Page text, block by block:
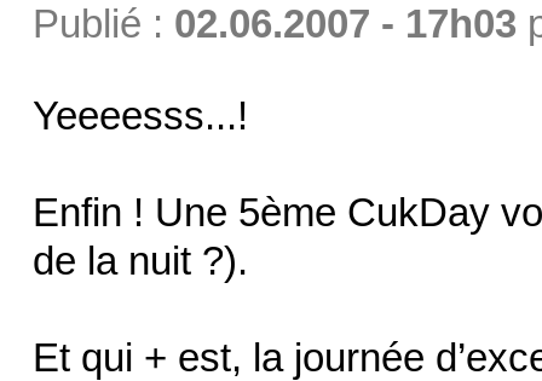
Publié : 02.06.2007 - 17h03
Yeeeesss...!
Enfin ! Une 5ème CukDay
de la nuit ?).
Et qui + est, la journée